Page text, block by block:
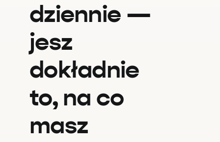
dziennie —
jesz
dokładnie
to, na co
masz